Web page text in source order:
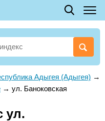
Адыгея (Адыгея) →
→ ул. Баноковская
ул.